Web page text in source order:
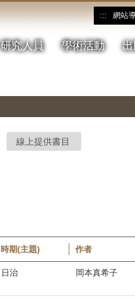
::: 網站
研究人員 學術活動
線上提供書目
時期(主題) 作者
日治 岡本真希子